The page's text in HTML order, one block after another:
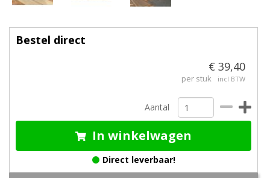
Bestel direct
€ 39,40
per stuk incl BTW
Aantal
In winkelwagen
Direct leverbaar!